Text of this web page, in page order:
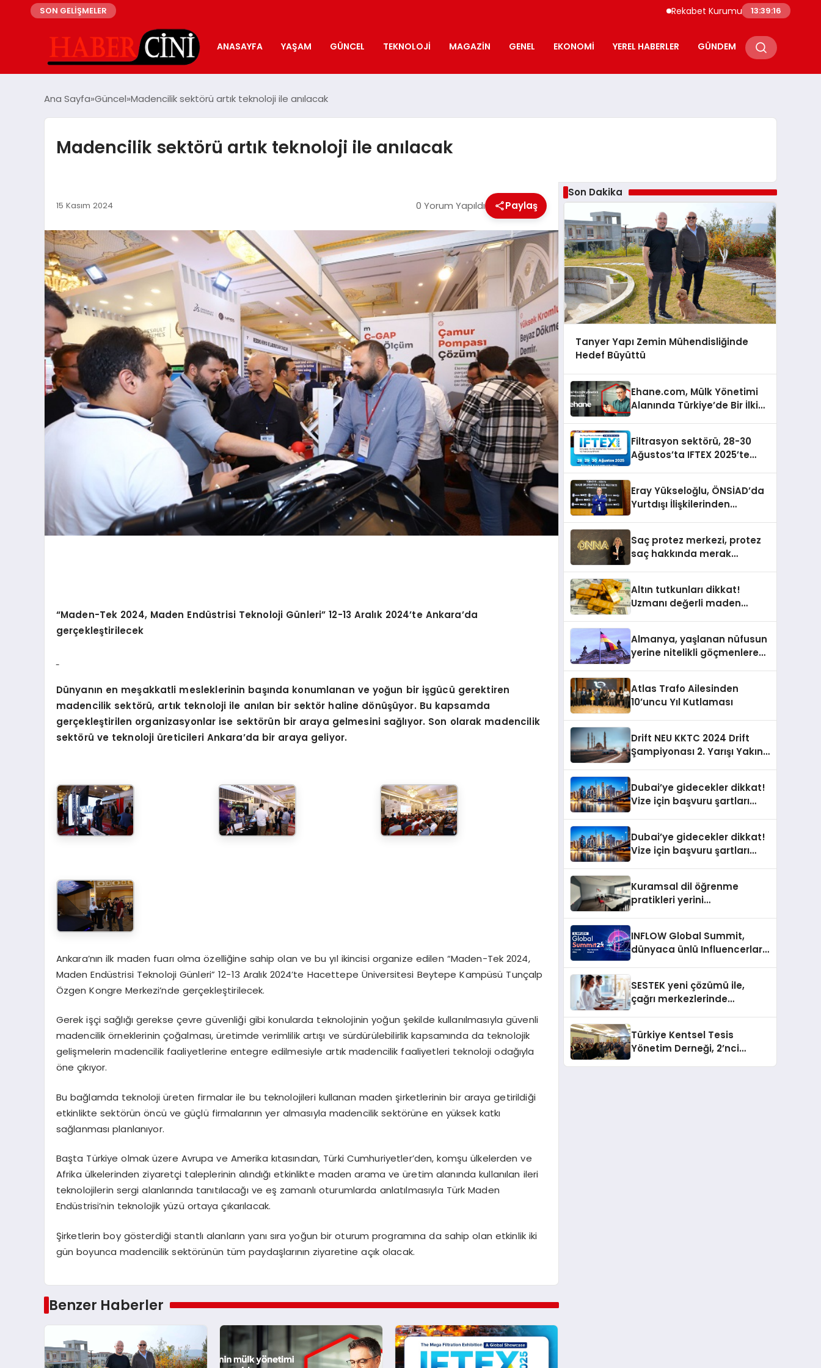
SON GELİŞMELER Rekabet Kurumu Burun Spreyi Pazarında
13:39:17
ANASAYFA YAŞAM GÜNCEL TEKNOLOJI MAGAZIN GENEL EKONOMI YEREL HABERLER GÜNDEM
Ana Sayfa Güncel Madencilik sektörü artık teknoloji ile anılacak
Madencilik sektörü artık teknoloji ile anılacak
15 Kasım 2024 0 Yorum Yapıldı Paylaş
“Maden-Tek 2024, Maden Endüstrisi Teknoloji Günleri” 12-13 Aralık 2024’te Ankara’da
gerçekleştirilecek
Dünyanın en meşakkatli mesleklerinin başında konumlanan ve yoğun bir işgücü gerektiren
madencilik sektörü, artık teknoloji ile anılan bir sektör haline dönüşüyor. Bu kapsamda
gerçekleştirilen organizasyonlar ise sektörün bir araya gelmesini sağlıyor. Son olarak madencilik
sektörü ve teknoloji üreticileri Ankara’da bir araya geliyor.
Ankara’nın ilk maden fuarı olma özelliğine sahip olan ve bu yıl ikincisi organize edilen “Maden-Tek 2024,
Maden Endüstrisi Teknoloji Günleri” 12-13 Aralık 2024’te Hacettepe Üniversitesi Beytepe Kampüsü Tunçalp
Özgen Kongre Merkezi’nde gerçekleştirilecek.
Gerek işçi sağlığı gerekse çevre güvenliği gibi konularda teknolojinin yoğun şekilde kullanılmasıyla güvenli
madencilik örneklerinin çoğalması, üretimde verimlilik artışı ve sürdürülebilirlik kapsamında da teknolojik
gelişmelerin madencilik faaliyetlerine entegre edilmesiyle artık madencilik faaliyetleri teknoloji odağıyla
öne çıkıyor.
Bu bağlamda teknoloji üreten firmalar ile bu teknolojileri kullanan maden şirketlerinin bir araya getirildiği
etkinlikte sektörün öncü ve güçlü firmalarının yer almasıyla madencilik sektörüne en yüksek katkı
sağlanması planlanıyor.
Başta Türkiye olmak üzere Avrupa ve Amerika kıtasından, Türki Cumhuriyetler’den, komşu ülkelerden ve
Afrika ülkelerinden ziyaretçi taleplerinin alındığı etkinlikte maden arama ve üretim alanında kullanılan ileri
teknolojilerin sergi alanlarında tanıtılacağı ve eş zamanlı oturumlarda anlatılmasıyla Türk Maden
Endüstrisi’nin teknolojik yüzü ortaya çıkarılacak.
Şirketlerin boy gösterdiği stantlı alanların yanı sıra yoğun bir oturum programına da sahip olan etkinlik iki
gün boyunca madencilik sektörünün tüm paydaşlarının ziyaretine açık olacak.
Benzer Haberler
Son Dakika
Tanyer Yapı Zemin Mühendisliğinde
Hedef Büyüttü
Ehane.com, Mülk Yönetimi
Alanında Türkiye’de Bir İlki
Filtrasyon sektörü, 28-30
Ağustos’ta IFTEX 2025’te
Eray Yükseloğlu, ÖNSİAD’da
Yurtdışı İlişkilerinden
Saç protez merkezi, protez
saç hakkında merak
Altın tutkunları dikkat!
Uzmanı değerli maden
Almanya, yaşlanan nüfusun
yerine nitelikli göçmenlere
Atlas Trafo Ailesinden
10’uncu Yıl Kutlaması
Drift NEU KKTC 2024 Drift
Şampiyonası 2. Yarışı Yakın
Dubai’ye gidecekler dikkat!
Vize için başvuru şartları
Dubai’ye gidecekler dikkat!
Vize için başvuru şartları
Kuramsal dil öğrenme
pratikleri yerini
INFLOW Global Summit,
dünyaca ünlü Influencerları
SESTEK yeni çözümü ile,
çağrı merkezlerinde
Türkiye Kentsel Tesis
Yönetim Derneği, 2’nci